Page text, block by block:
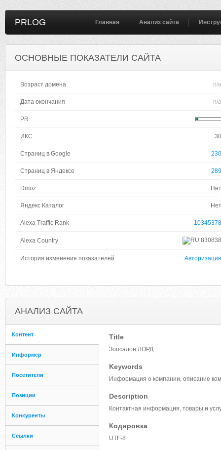
PRLOG Главная Анализ сайта
ОСНОВНЫЕ ПОКАЗАТЕЛИ САЙТА
Возраст домена n/a
Дата окончания n/a
PR
ИКС 30
Страниц в Google 230
Страниц в Яндексе 289
Dmoz Нет
Яндекс Каталог Нет
Alexa Traffic Rank 10345378
Alexa Country 830838
История изменения показателей Авторизация
АНАЛИЗ САЙТА
Контент
Информер
Посетители
Позиции
Конкуренты
Ссылки
Title
Зоосалон ЛОРД
Keywords
Информация о компании, описание
Description
Контактная информация, товары и
Кодировка
UTF-8